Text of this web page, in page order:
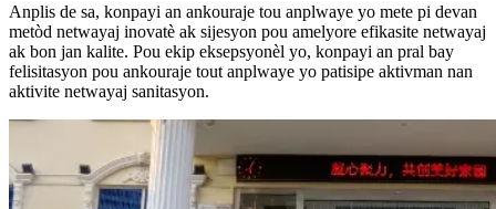
Anplis de sa, konpayi an ankouraje tou anplwaye yo mete pi devan
metòd netwayaj inovatè ak sijesyon pou amelyore efikasite netwayaj
ak bon jan kalite. Pou ekip eksepsyonèl yo, konpayi an pral bay
felisitasyon pou ankouraje tout anplwaye yo patisipe aktivman nan
aktivite netwayaj sanitasyon.